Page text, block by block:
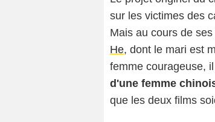
sur les victimes des
Mais au cours de
He, dont le mari est
femme courageuse,
d'une femme
que les deux films